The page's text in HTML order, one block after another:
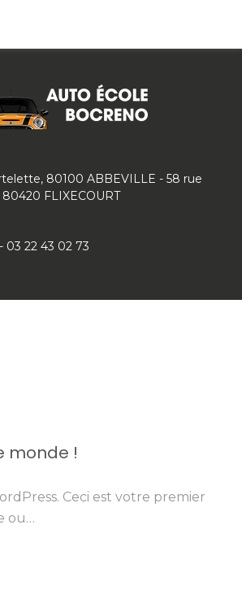
80100 ABBEVILLE - 58 rue
FLIXECOURT
03 22 43 02 73
monde !
Ceci est votre premier
ou…